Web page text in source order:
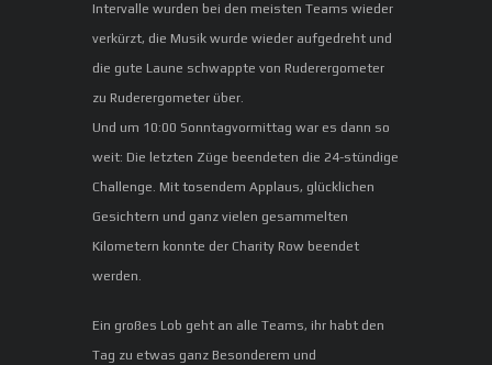
Intervalle wurden bei den meisten Teams wieder
verkürzt, die Musik wurde wieder aufgedreht und
die gute Laune schwappte von Ruderergometer
zu Ruderergometer über.
Und um 10:00 Sonntagvormittag war es dann so
weit: Die letzten Züge beendeten die 24-stündige
Challenge. Mit tosendem Applaus, glücklichen
Gesichtern und ganz vielen gesammelten
Kilometern konnte der Charity Row beendet
werden.
Ein großes Lob geht an alle Teams, ihr habt den
Tag zu etwas ganz Besonderem und